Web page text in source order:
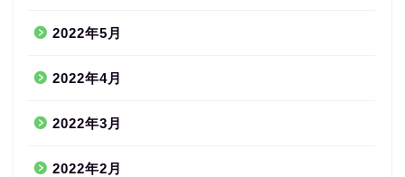
2022年5月
2022年4月
2022年3月
2022年2月